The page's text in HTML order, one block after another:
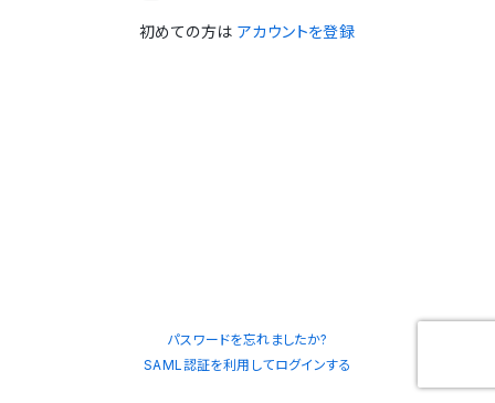
初めての方は アカウントを登録
パスワードを忘れましたか?
SAML認証を利用してログインする